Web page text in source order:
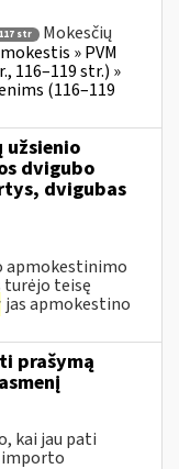
str
Mokesčių
» PVM
116–119 str.) »
(116–119
užsienio
dvigubo
dvigubas
apmokestinimo
turėjo teisę
jas apmokestino
prašymą
kai jau pati
importo